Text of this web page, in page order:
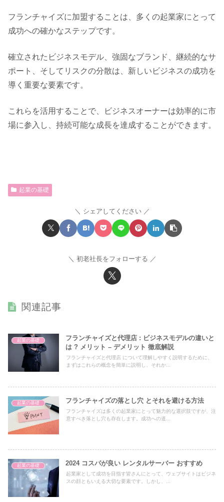
フランチャイズに加盟することは、多くの起業家にとって
成功への確かなステップです。
確立されたビジネスモデル、強固なブランド、継続的なサ
ポート、そしてリスクの分散は、新しいビジネスの成功を
導く重要な要素です。
これらを活用することで、ビジネスオーナーは効率的に市
場に参入し、持続可能な成長を達成することができます。
起業の基礎
シェアしてください
初老社長をフォローする
関連記事
起業の基礎
フランチャイズと代理店 : ビジネスモデルの違いと
は ? メリット – デメリット 徹底解説
フランチャイズと代理店 について理解しやすく説明するために、
まずはこれらの概念を簡単に説明し、それか...
起業の基礎 フランチャイズの落とし穴 とそれを避ける方法
フランチャイズは多くの起業家にとって魅力的な選択肢ですが、注
意すべき落とし穴も存在します。成功への道...
起業の基礎 2024 コスパが良い レンタルサーバー おすすめ
起業家として成功を目指す皆さんにとって、ウェブサイトはビジネ
スの顔ともいえる大切な要素です。しかし、...